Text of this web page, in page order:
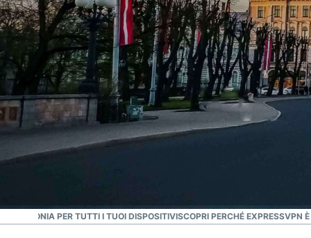
VPN più affidabile
LETTONIA PER TUTTI I TUOI DISPOSITIVISCOPRI PERCHÉ EXPRESSVPN